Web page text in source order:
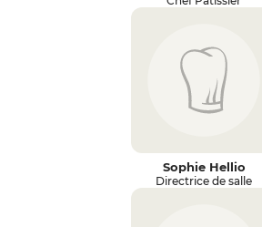
Sophie Hellio
Directrice de salle